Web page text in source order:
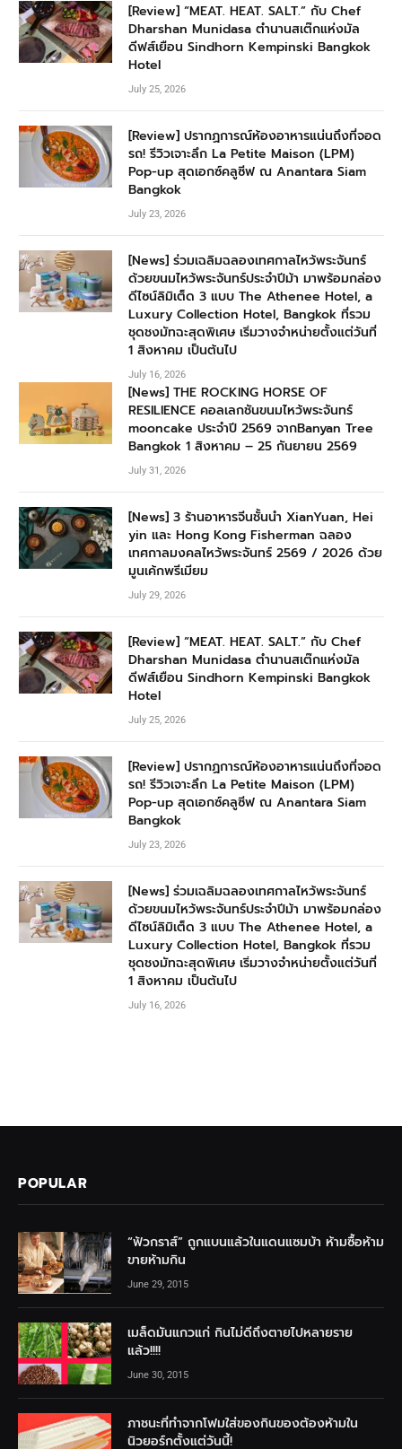
[Review] “MEAT. HEAT. SALT.” กับ Chef
Dharshan Munidasa ตำนานสเต๊กแห่งมัล
ดีฟส์เยือน Sindhorn Kempinski Bangkok
Hotel
July 25, 2026
[Review] ปรากฏการณ์ห้องอาหารแน่นถึงที่จอด
รถ! รีวิวเจาะลึก La Petite Maison (LPM)
Pop-up สุดเอกซ์คลูซีฟ ณ Anantara Siam
Bangkok
July 23, 2026
[News] ร่วมเฉลิมฉลองเทศกาลไหว้พระจันทร์
ด้วยขนมไหว้พระจันทร์ประจำปีม้า มาพร้อมกล่อง
ดีไซน์ลิมิเต็ด 3 แบบ The Athenee Hotel, a
Luxury Collection Hotel, Bangkok ที่รวม
ชุดชงมัทฉะสุดพิเศษ เริ่มวางจำหน่ายตั้งแต่วันที่
1 สิงหาคม เป็นต้นไป
July 16, 2026
[News] THE ROCKING HORSE OF
RESILIENCE คอลเลกชันขนมไหว้พระจันทร์
mooncake ประจำปี 2569 จากBanyan Tree
Bangkok 1 สิงหาคม – 25 กันยายน 2569
July 31, 2026
[News] 3 ร้านอาหารจีนชั้นนำ XianYuan, Hei
yin และ Hong Kong Fisherman ฉลอง
เทศกาลมงคลไหว้พระจันทร์ 2569 / 2026 ด้วย
มูนเค้กพรีเมียม
July 29, 2026
[Review] “MEAT. HEAT. SALT.” กับ Chef
Dharshan Munidasa ตำนานสเต๊กแห่งมัล
ดีฟส์เยือน Sindhorn Kempinski Bangkok
Hotel
July 25, 2026
[Review] ปรากฏการณ์ห้องอาหารแน่นถึงที่จอด
รถ! รีวิวเจาะลึก La Petite Maison (LPM)
Pop-up สุดเอกซ์คลูซีฟ ณ Anantara Siam
Bangkok
July 23, 2026
[News] ร่วมเฉลิมฉลองเทศกาลไหว้พระจันทร์
ด้วยขนมไหว้พระจันทร์ประจำปีม้า มาพร้อมกล่อง
ดีไซน์ลิมิเต็ด 3 แบบ The Athenee Hotel, a
Luxury Collection Hotel, Bangkok ที่รวม
ชุดชงมัทฉะสุดพิเศษ เริ่มวางจำหน่ายตั้งแต่วันที่
1 สิงหาคม เป็นต้นไป
July 16, 2026
POPULAR
“ฟัวกราส์” ถูกแบนแล้วในแดนแซมบ้า ห้ามซื้อห้าม
ขายห้ามกิน
June 29, 2015
เมล็ดมันแกวแก่ กินไม่ดีถึงตายไปหลายราย
แล้ว!!!!
June 30, 2015
ภาชนะที่ทำจากโฟมใส่ของกินของต้องห้ามใน
นิวยอร์กตั้งแต่วันนี้!